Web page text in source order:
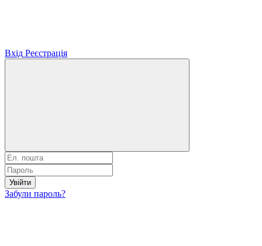
Вхід Реєстрація
Увійти
Забули пароль?